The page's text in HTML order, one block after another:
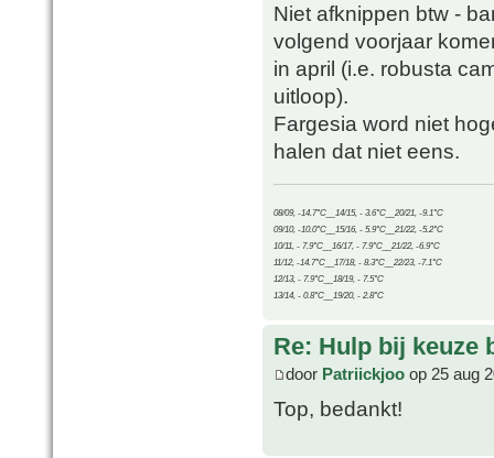
Niet afknippen btw -
volgend voorjaar
in april (i.e. robusta
uitloop).
Fargesia word niet
halen dat niet eens.
08/09, -14.7°C__14/15, - 3.6°C__20/21, -9.1°C
09/10, -10.0°C__15/16, - 5.9°C__21/22, -5.2°C
10/11, - 7.9°C__16/17, - 7.9°C__21/22, -6.9°C
11/12, -14.7°C__17/18, - 8.3°C__22/23, -7.1°C
12/13, - 7.9°C__18/19, - 7.5°C
13/14, - 0.8°C__19/20, - 2.8°C
Re: Hulp bij keuze
door Patriickjoo op 25 aug
Top, bedankt!